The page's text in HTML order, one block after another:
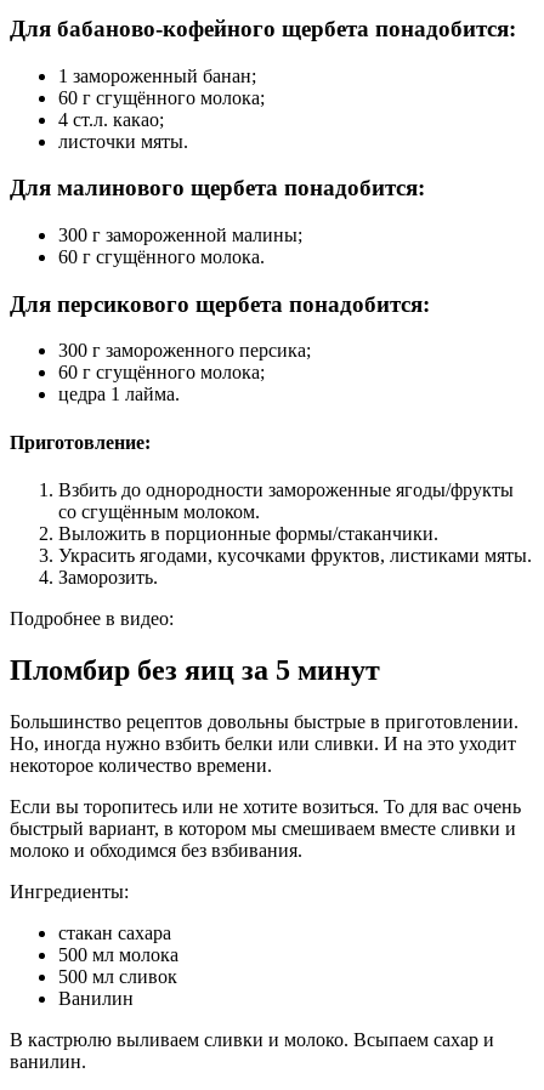
Для бабаново-кофейного щербета понадобится:
1 замороженный банан;
60 г сгущённого молока;
4 ст.л. какао;
листочки мяты.
Для малинового щербета понадобится:
300 г замороженной малины;
60 г сгущённого молока.
Для персикового щербета понадобится:
300 г замороженного персика;
60 г сгущённого молока;
цедра 1 лайма.
Приготовление:
Взбить до однородности замороженные ягоды/фрукты
со сгущённым молоком.
Выложить в порционные формы/стаканчики.
Украсить ягодами, кусочками фруктов, листиками мяты.
Заморозить.
Подробнее в видео:
Пломбир без яиц за 5 минут
Большинство рецептов довольны быстрые в приготовлении.
Но, иногда нужно взбить белки или сливки. И на это уходит
некоторое количество времени.
Если вы торопитесь или не хотите возиться. То для вас очень
быстрый вариант, в котором мы смешиваем вместе сливки и
молоко и обходимся без взбивания.
Ингредиенты:
стакан сахара
500 мл молока
500 мл сливок
Ванилин
В кастрюлю выливаем сливки и молоко. Всыпаем сахар и
ванилин.